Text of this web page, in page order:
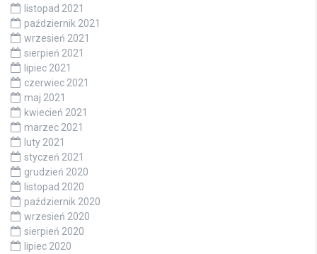
listopad 2021
październik 2021
wrzesień 2021
sierpień 2021
lipiec 2021
czerwiec 2021
maj 2021
kwiecień 2021
marzec 2021
luty 2021
styczeń 2021
grudzień 2020
listopad 2020
październik 2020
wrzesień 2020
sierpień 2020
lipiec 2020